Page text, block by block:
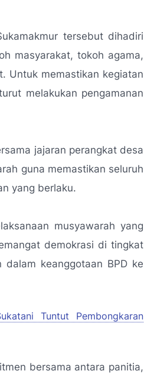
tersebut dihadiri
masyarakat, tokoh agama,
Untuk memastikan kegiatan
melakukan pengamanan
jajaran perangkat desa
guna memastikan seluruh
yang berlaku.
musyawarah yang
demokrasi di tingkat
keanggotaan BPD ke
Tuntut Pembongkaran
bersama antara panitia,